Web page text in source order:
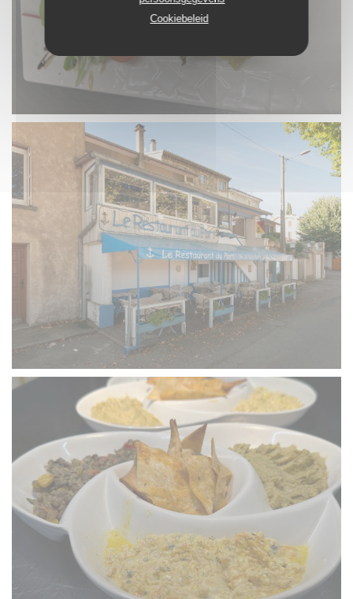
Cookiebeleid